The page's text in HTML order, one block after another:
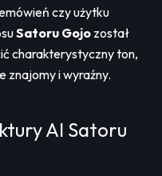
czy użytku
Satoru Gojo został
charakterystyczny ton,
znajomy i wyraźny.
AI Satoru